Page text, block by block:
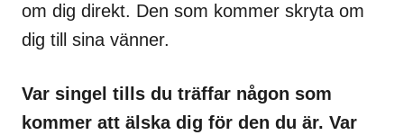
om dig direkt. Den som kommer skryta om
dig till sina vänner.
Var singel tills du träffar någon som
kommer att älska dig för den du är. Var